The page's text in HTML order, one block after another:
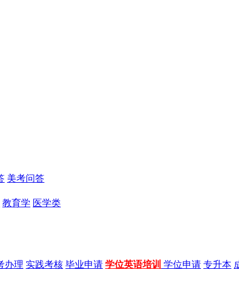
美考问答
教育学 医学类
办理 实践考核 毕业申请 学位英语培训 学位申请 专升本